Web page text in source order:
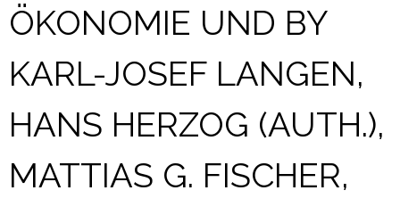
ÖKONOMIE UND BY
KARL-JOSEF LANGEN,
HANS HERZOG (AUTH.),
MATTIAS G. FISCHER,